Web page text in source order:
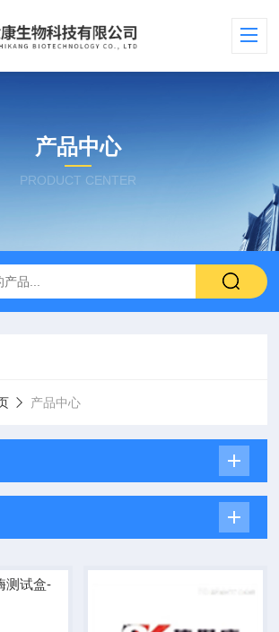
产品中心
PRODUCT CENTER
产品中心